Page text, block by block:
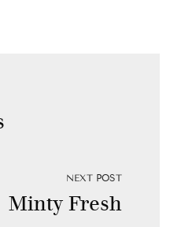
NEXT POST
Minty Fresh